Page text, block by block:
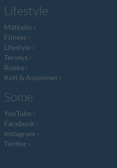
Lifestyle
Matkailu
Fitness
Lifestyle
Terveys
Ruoka
Koti & Asuminen
Some
YouTube
Facebook
Instagram
Twitter